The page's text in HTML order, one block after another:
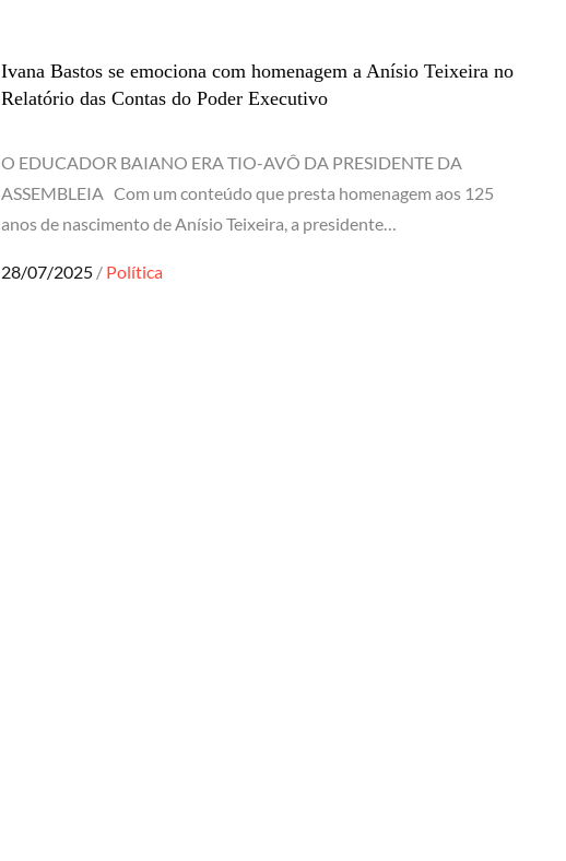
Ivana Bastos se emociona com homenagem a Anísio Teixeira no
Relatório das Contas do Poder Executivo
O EDUCADOR BAIANO ERA TIO-AVÔ DA PRESIDENTE DA
ASSEMBLEIA Com um conteúdo que presta homenagem aos 125
anos de nascimento de Anísio Teixeira, a presidente…
Posted
28/07/2025 Política